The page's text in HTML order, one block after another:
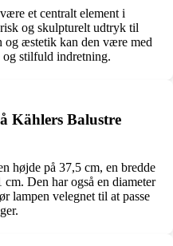
et centralt element i
og skulpturelt udtryk til
og æstetik kan den være med
og stilfuld indretning.
Kählers Balustre
højde på 37,5 cm, en bredde
Den har også en diameter
lampen velegnet til at passe